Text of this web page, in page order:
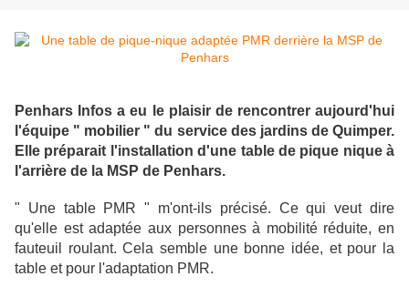
Penhars Infos a eu le plaisir de rencontrer aujourd'hui
l'équipe " mobilier " du service des jardins de Quimper.
Elle préparait l'installation d'une table de pique nique à
l'arrière de la MSP de Penhars.
" Une table PMR " m'ont-ils précisé. Ce qui veut dire
qu'elle est adaptée aux personnes à mobilité réduite, en
fauteuil roulant. Cela semble une bonne idée, et pour la
table et pour l'adaptation PMR.